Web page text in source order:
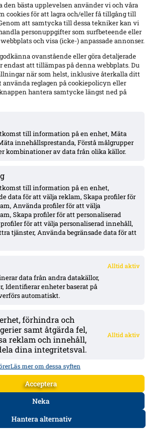
den bästa upplevelsen använder vi och våra
cookies för att lagra och/eller få tillgång till
att samtycka till dessa tekniker kan vi
personuppgifter som surfbeteende eller
och visa (icke-) anpassade annonser.
ovanstående eller göra detaljerade
endast att tillämpas på denna webbplats. Du
när som helst, inklusive återkalla ditt
reglagen på cookiepolicyn eller
hantera samtycke längst ned på
till information på en enhet, Mäta
innehållsprestanda, Förstå målgrupper
kombinationer av data från olika källor.
till information på en enhet,
data för att välja reklam, Skapa profiler för
Använda profiler för att välja
Skapa profiler för att personaliserad
för att välja personaliserad innehåll,
tjänster, Använda begränsade data för att
Alltid aktiv
data från andra datakällor,
Identifierar enheter baserat på
automatiskt.
förhindra och
samt åtgärda fel,
reklam och innehåll,
dina integritetsval.
Alltid aktiv
Läs mer om dessa syften
Acceptera
Neka
Hantera alternativ
Senaste
– inhopp i 84:e minuten
Theodor Lundbergh har spelat alla MFF:s 15 matcher –
Jonathan Rings rehab har stannat – sänkt belastning;
osäker, Nsabiyumva igång med boll
vänsterback: Johan Karlsson eller Theodor Lundbergh –
skadad, Busanello och Kurtulus avstängda; Malte Frejd
in bredvid Djurić, 17-årige Hidalgo aktuell
Beck öppen för Elfsborg-köp – lån säsongen ut med
Sturm Graz-kontrakt till 2029